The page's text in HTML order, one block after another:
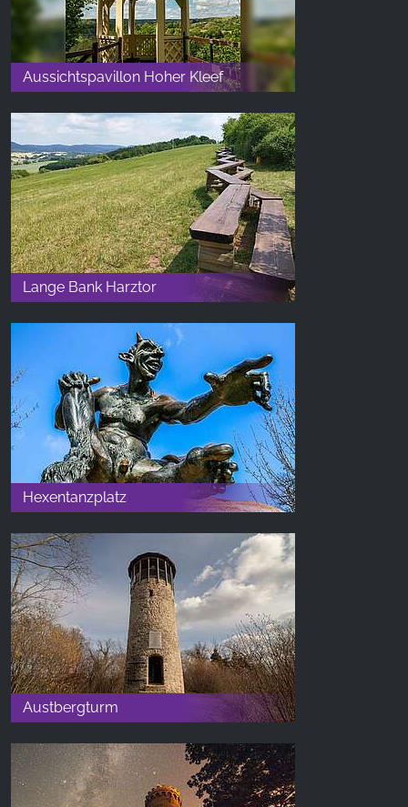
Aussichtspavillon Hoher Kleef
Lange Bank Harztor
Hexentanzplatz
Austbergturm